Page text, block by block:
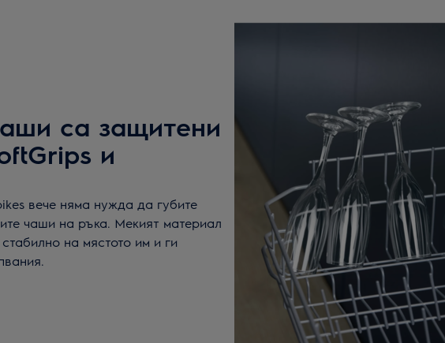
са защитени
и
вече няма нужда да губите
чаши на ръка. Мекият материал
на мястото им и ги